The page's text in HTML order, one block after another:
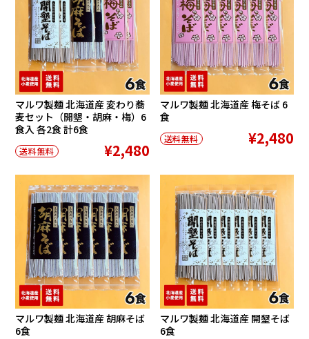
マルワ製麺 北海道産 変わり蕎
麦セット（開墾・胡麻・梅）6
食入 各2食 計6食
送料無料 ¥2,480
マルワ製麺 北海道産 梅そば 6
食
送料無料 ¥2,480
マルワ製麺 北海道産 胡麻そば
6食
マルワ製麺 北海道産 開墾そば
6食